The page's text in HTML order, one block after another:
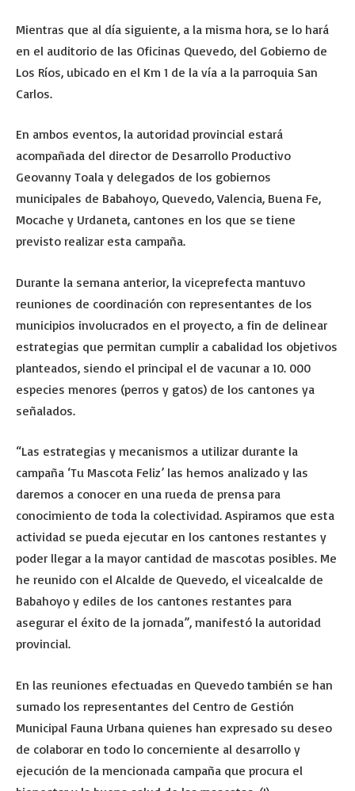
Mientras que al día siguiente, a la misma hora, se lo hará
en el auditorio de las Oficinas Quevedo, del Gobierno de
Los Ríos, ubicado en el Km 1 de la vía a la parroquia San
Carlos.
En ambos eventos, la autoridad provincial estará
acompañada del director de Desarrollo Productivo
Geovanny Toala y delegados de los gobiernos
municipales de Babahoyo, Quevedo, Valencia, Buena Fe,
Mocache y Urdaneta, cantones en los que se tiene
previsto realizar esta campaña.
Durante la semana anterior, la viceprefecta mantuvo
reuniones de coordinación con representantes de los
municipios involucrados en el proyecto, a fin de delinear
estrategias que permitan cumplir a cabalidad los objetivos
planteados, siendo el principal el de vacunar a 10. 000
especies menores (perros y gatos) de los cantones ya
señalados.
“Las estrategias y mecanismos a utilizar durante la
campaña ‘Tu Mascota Feliz’ las hemos analizado y las
daremos a conocer en una rueda de prensa para
conocimiento de toda la colectividad. Aspiramos que esta
actividad se pueda ejecutar en los cantones restantes y
poder llegar a la mayor cantidad de mascotas posibles. Me
he reunido con el Alcalde de Quevedo, el vicealcalde de
Babahoyo y ediles de los cantones restantes para
asegurar el éxito de la jornada”, manifestó la autoridad
provincial.
En las reuniones efectuadas en Quevedo también se han
sumado los representantes del Centro de Gestión
Municipal Fauna Urbana quienes han expresado su deseo
de colaborar en todo lo concerniente al desarrollo y
ejecución de la mencionada campaña que procura el